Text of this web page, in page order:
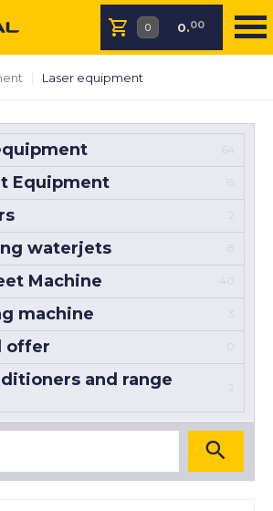
0.00
Laser equipment
64
Equipment 15
2
waterjets 8
Machine 40
machine 3
offer
and range